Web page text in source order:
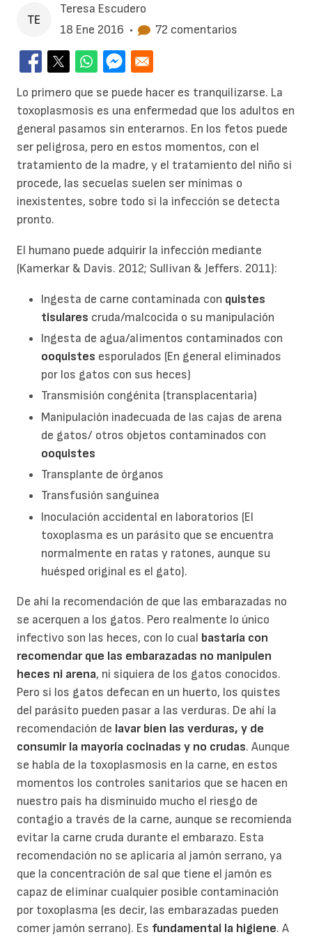
Teresa Escudero
18 Ene 2016 • 72 comentarios
Lo primero que se puede hacer es tranquilizarse. La
toxoplasmosis es una enfermedad que los adultos en
general pasamos sin enterarnos. En los fetos puede
ser peligrosa, pero en estos momentos, con el
tratamiento de la madre, y el tratamiento del niño si
procede, las secuelas suelen ser mínimas o
inexistentes, sobre todo si la infección se detecta
pronto.
El humano puede adquirir la infección mediante
(Kamerkar & Davis. 2012; Sullivan & Jeffers. 2011):
Ingesta de carne contaminada con quistes
tisulares cruda/malcocida o su manipulación
Ingesta de agua/alimentos contaminados con
ooquistes esporulados (En general eliminados
por los gatos con sus heces)
Transmisión congénita (transplacentaria)
Manipulación inadecuada de las cajas de arena
de gatos/ otros objetos contaminados con
ooquistes
Transplante de órganos
Transfusión sanguínea
Inoculación accidental en laboratorios (El
toxoplasma es un parásito que se encuentra
normalmente en ratas y ratones, aunque su
huésped original es el gato).
De ahí la recomendación de que las embarazadas no
se acerquen a los gatos. Pero realmente lo único
infectivo son las heces, con lo cual bastaría con
recomendar que las embarazadas no manipulen
heces ni arena, ni siquiera de los gatos conocidos.
Pero si los gatos defecan en un huerto, los quistes
del parásito pueden pasar a las verduras. De ahí la
recomendación de lavar bien las verduras, y de
consumir la mayoría cocinadas y no crudas. Aunque
se habla de la toxoplasmosis en la carne, en estos
momentos los controles sanitarios que se hacen en
nuestro país ha disminuido mucho el riesgo de
contagio a través de la carne, aunque se recomienda
evitar la carne cruda durante el embarazo. Esta
recomendación no se aplicaría al jamón serrano, ya
que la concentración de sal que tiene el jamón es
capaz de eliminar cualquier posible contaminación
por toxoplasma (es decir, las embarazadas pueden
comer jamón serrano). Es fundamental la higiene. A